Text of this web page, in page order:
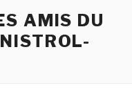
AMIS DU